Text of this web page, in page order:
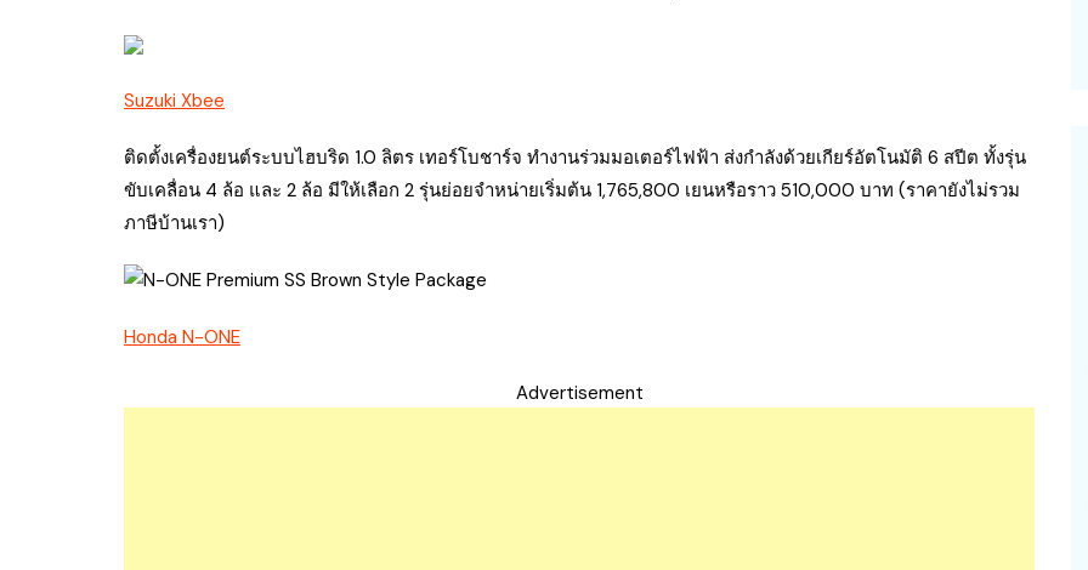
Suzuki Xbee
ติดตั้งเครื่องยนต์ระบบไฮบริด 1.0 ลิตร เทอร์โบชาร์จ ทำงานร่วมมอเตอร์ไฟฟ้า ส่งกำลังด้วยเกียร์อัตโนมัติ 6 สปีต ทั้งรุ่น
ขับเคลื่อน 4 ล้อ และ 2 ล้อ มีให้เลือก 2 รุ่นย่อยจำหน่ายเริ่มต้น 1,765,800 เยนหรือราว 510,000 บาท (ราคายังไม่รวม
ภาษีบ้านเรา)
Honda N-ONE
Advertisement